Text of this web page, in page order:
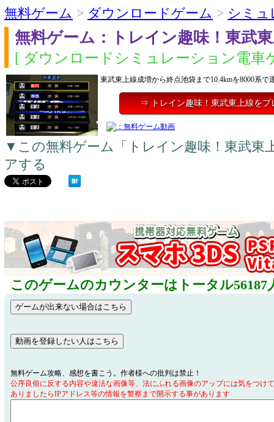
無料ゲーム > ダウンロードゲーム > シミュ
無料ゲーム：トレイン趣味！東武
[ ダウンロードシミュレーション電車
東武東上線成増から終点池袋まで10.4kmを8000系で
⇒ トレイン趣味！東武東上線をプ
▼この無料ゲーム「トレイン趣味！東武東
アする
このゲームのカウンターはトータル56187
無料ゲーム攻略、感想を書こう。作者様への批判は禁止！
公序良俗に反する内容や違法な画像等、法にふれる画像のアップには気をつけ
ありましたらIPアドレス等の情報を警察まで開示する事があります